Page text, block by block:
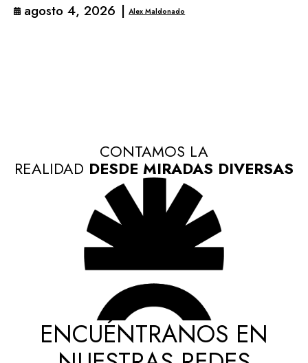
agosto 4, 2026 | Alex Maldonado
CONTAMOS LA
REALIDAD DESDE MIRADAS DIVERSAS
ENCUÉNTRANOS EN